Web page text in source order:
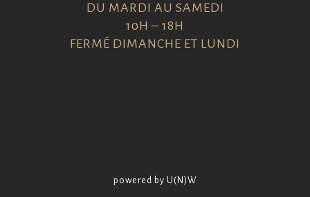
DU MARDI AU SAMEDI
10H – 18H
FERMÉ DIMANCHE ET LUNDI
powered by U(N)W